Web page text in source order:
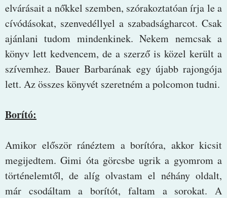
elvárásait a nőkkel szemben, szórakoztatóan írja le a
cívódásokat, szenvedéllyel a szabadságharcot. Csak
ajánlani tudom mindenkinek. Nekem nemcsak a
könyv lett kedvencem, de a szerző is közel került a
szívemhez. Bauer Barbarának egy újabb rajongója
lett. Az összes könyvét szeretném a polcomon tudni.
Borító:
Amikor először ránéztem a borítóra, akkor kicsit
megijedtem. Gimi óta görcsbe ugrik a gyomrom a
történelemtől, de alíg olvastam el néhány oldalt,
már csodáltam a borítót, faltam a sorokat. A